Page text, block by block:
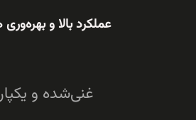
غنی‌شده و
عملکرد بالا و بهره‌وری